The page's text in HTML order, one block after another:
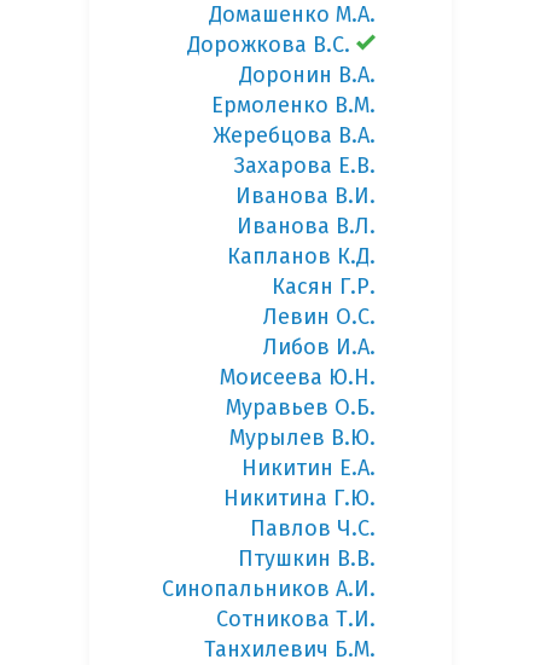
Домашенко М.А.
Дорожкова В.С.
Доронин В.А.
Ермоленко В.М.
Жеребцова В.А.
Захарова Е.В.
Иванова В.И.
Иванова В.Л.
Капланов К.Д.
Касян Г.Р.
Левин О.С.
Либов И.А.
Моисеева Ю.Н.
Муравьев О.Б.
Мурылев В.Ю.
Никитин Е.А.
Никитина Г.Ю.
Павлов Ч.С.
Птушкин В.В.
Синопальников А.И.
Сотникова Т.И.
Танхилевич Б.М.